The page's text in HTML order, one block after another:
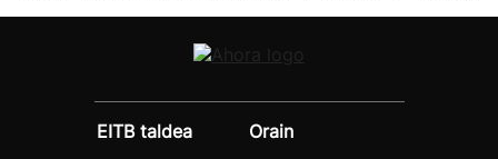
EITB taldea
Orain